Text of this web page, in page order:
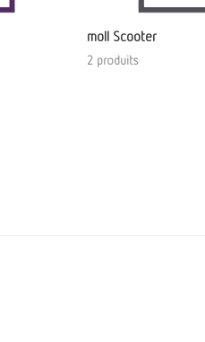
moll Scooter
2 produits